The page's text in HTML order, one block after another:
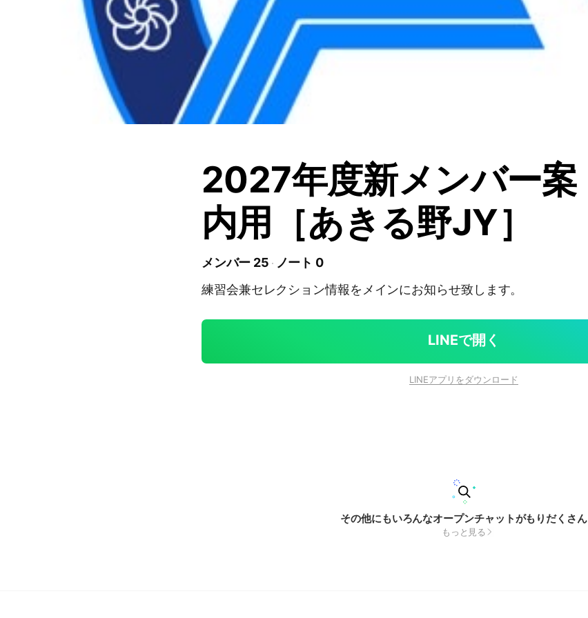
2027年度新メンバー案
内用［あきる野JY］
メンバー 25
ノート 0
練習会兼セレクション情報をメインにお知らせ致します。
LINEで開く
LINEアプリをダウンロード
その他にもいろんなオープンチャットがもりだくさん
もっと見る